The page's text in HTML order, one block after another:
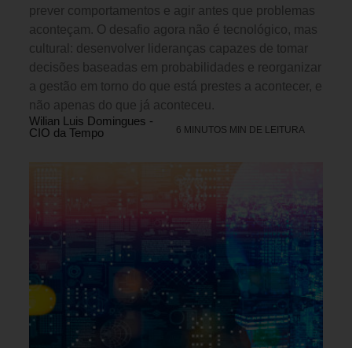
prever comportamentos e agir antes que problemas
aconteçam. O desafio agora não é tecnológico, mas
cultural: desenvolver lideranças capazes de tomar
decisões baseadas em probabilidades e reorganizar
a gestão em torno do que está prestes a acontecer, e
não apenas do que já aconteceu.
Wilian Luis Domingues -
CIO da Tempo
6 MINUTOS MIN DE LEITURA